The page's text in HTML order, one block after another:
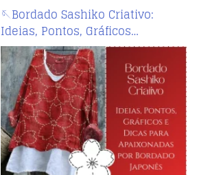
🪡Bordado Sashiko Criativo:
Ideias, Pontos, Gráficos…